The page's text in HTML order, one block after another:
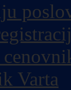
Varta